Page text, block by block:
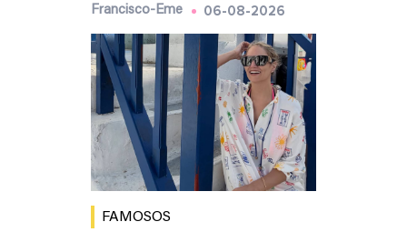
Francisco-Eme 06-08-2026
FAMOSOS